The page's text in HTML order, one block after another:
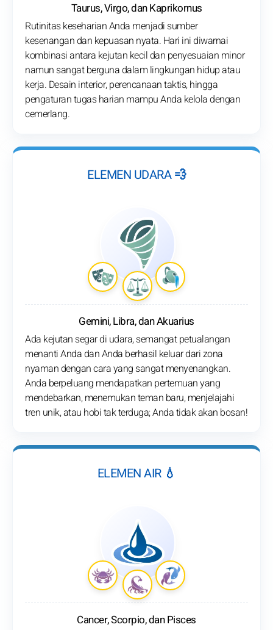
Taurus, Virgo, dan Kaprikornus
Rutinitas keseharian Anda menjadi sumber
kesenangan dan kepuasan nyata. Hari ini diwarnai
kombinasi antara kejutan kecil dan penyesuaian minor
namun sangat berguna dalam lingkungan hidup atau
kerja. Desain interior, perencanaan taktis, hingga
pengaturan tugas harian mampu Anda kelola dengan
cemerlang.
ELEMEN UDARA 💨
Gemini, Libra, dan Akuarius
Ada kejutan segar di udara, semangat petualangan
menanti Anda dan Anda berhasil keluar dari zona
nyaman dengan cara yang sangat menyenangkan.
Anda berpeluang mendapatkan pertemuan yang
mendebarkan, menemukan teman baru, menjelajahi
tren unik, atau hobi tak terduga; Anda tidak akan bosan!
ELEMEN AIR 💧
Cancer, Scorpio, dan Pisces